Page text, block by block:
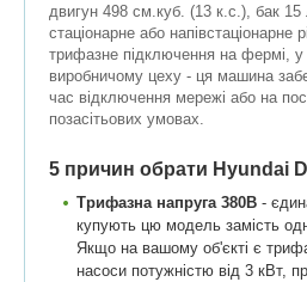
двигун 498 см.куб. (13 к.с.), бак 15
стаціонарне або
трифазне підключення на фермі, у
виробничому цеху - ця машина
час відключення мережі або на
позасітьових умовах.
5 причин обрати Hyundai
Трифазна напруга 380В -
купують цю модель замість
Якщо на вашому об'єкті є
насоси потужністю від 3 кВт,